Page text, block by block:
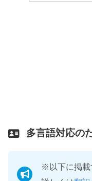
多言語対応の
※以下に掲載